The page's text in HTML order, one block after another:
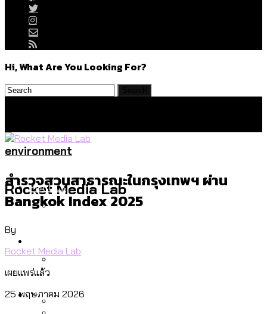
Hi, What Are You Looking For?
Rocket Media Lab
Politics
จราจรฯ เพิ่ม 150% มีเพียง 5 เขตที่งบเพิ่ม
สำรวจเหตุไฟไหม้ในกรุงเทพฯ ส่วนใหญ่มา
Culture
environment
สำรวจสวนสาธารณะในกรุงเทพฯ ผ่าน
Bangkok Index 2025
By
Rocket Media Lab
เผยแพร่แล้ว
25 พฤษภาคม 2026